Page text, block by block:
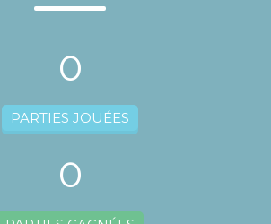
0
PARTIES JOUÉES
0